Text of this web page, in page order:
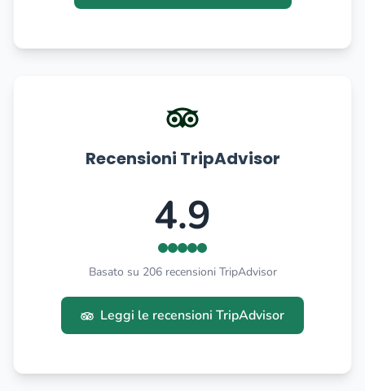
Recensioni TripAdvisor
4.9
Basato su 206 recensioni TripAdvisor
Leggi le recensioni TripAdvisor